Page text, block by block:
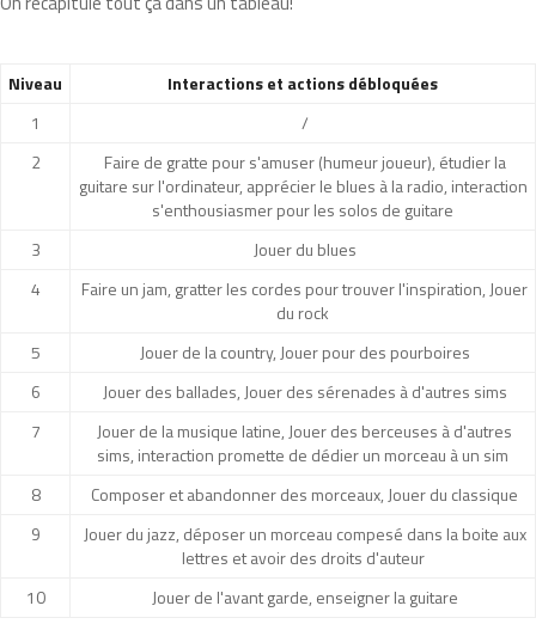
Niveau
Interactions et actions débloquées
1
/
2
Faire de gratte pour s'amuser (humeur joueur), étudier la
guitare sur l'ordinateur, apprécier le blues à la radio, interaction
s'enthousiasmer pour les solos de guitare
3
Jouer du blues
4
Faire un jam, gratter les cordes pour trouver l'inspiration, Jouer
du rock
5
Jouer de la country, Jouer pour des pourboires
6
Jouer des ballades, Jouer des sérenades à d'autres sims
7
Jouer de la musique latine, Jouer des berceuses à d'autres
sims, interaction promette de dédier un morceau à un sim
8
Composer et abandonner des morceaux, Jouer du classique
9
Jouer du jazz, déposer un morceau compesé dans la boite aux
lettres et avoir des droits d'auteur
10
Jouer de l'avant garde, enseigner la guitare